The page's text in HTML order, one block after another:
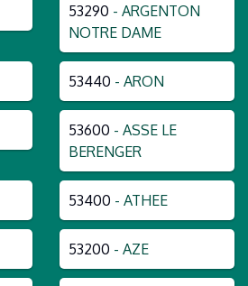
53290 - ARGENTON
NOTRE DAME
53440 - ARON
53600 - ASSE LE
BERENGER
53400 - ATHEE
53200 - AZE